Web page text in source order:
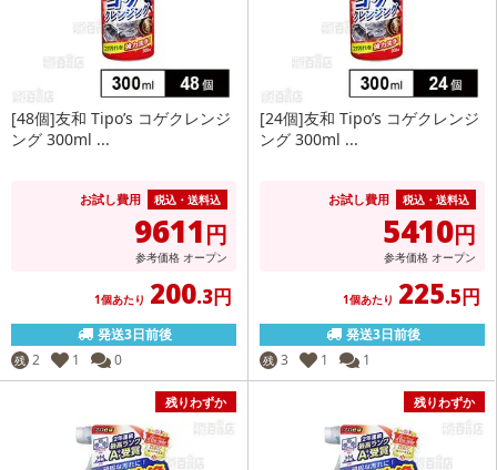
[48個]友和 Tipo’s コゲクレンジ
ング 300ml ...
お試し費用 税込・送料込
9611円
参考価格 オープン
1個あたり 200.3円
発送3日前後
残 2 1 0
[24個]友和 Tipo’s コゲクレンジ
ング 300ml ...
お試し費用 税込・送料込
5410円
参考価格 オープン
1個あたり 225.5円
発送3日前後
残 3 1 1
残りわずか 残りわずか